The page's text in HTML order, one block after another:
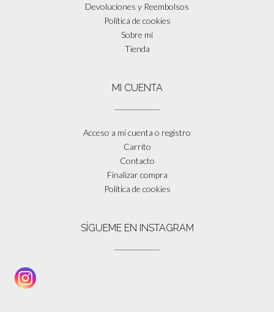
Devoluciones y Reembolsos
Política de cookies
Sobre mí
Tienda
MI CUENTA
Acceso a mi cuenta o registro
Carrito
Contacto
Finalizar compra
Política de cookies
SÍGUEME EN INSTAGRAM